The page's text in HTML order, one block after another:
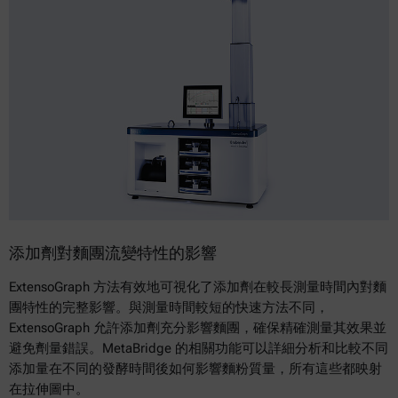
添加劑對麵團流變特性的影響
ExtensoGraph 方法有效地可視化了添加劑在較長測量時間內對麵
團特性的完整影響。與測量時間較短的快速方法不同，
ExtensoGraph 允許添加劑充分影響麵團，確保精確測量其效果並
避免劑量錯誤。MetaBridge 的相關功能可以詳細分析和比較不同
添加量在不同的發酵時間後如何影響麵粉質量，所有這些都映射
在拉伸圖中。